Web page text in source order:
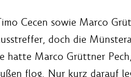
Cecen sowie Marco
doch die
hatte Marco Grüttner
flog. Nur kurz darauf